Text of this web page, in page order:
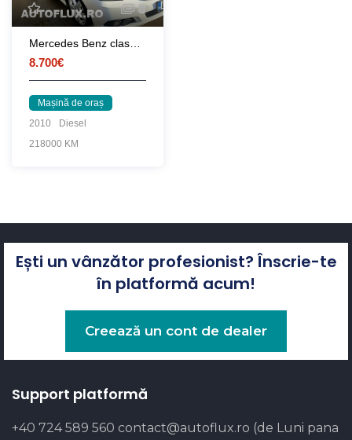
8
8.700€
Mașină de oraș
2010
Diesel
218000 KM
Ești un vânzător profesionist? Înscrie-te
în platformă acum!
Creează un cont de dealer
Support platformă
+40 724 589 560 contact@autoflux.ro (de Luni pana